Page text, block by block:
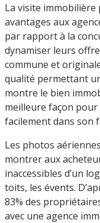
La visite
avantages aux
par rapport à la
dynamiser leurs
commune et
qualité permettant
montre le bien
meilleure façon
facilement dans son
Les photos
montrer aux
inaccessibles d’un
toits, les évents.
83% des
avec une agence